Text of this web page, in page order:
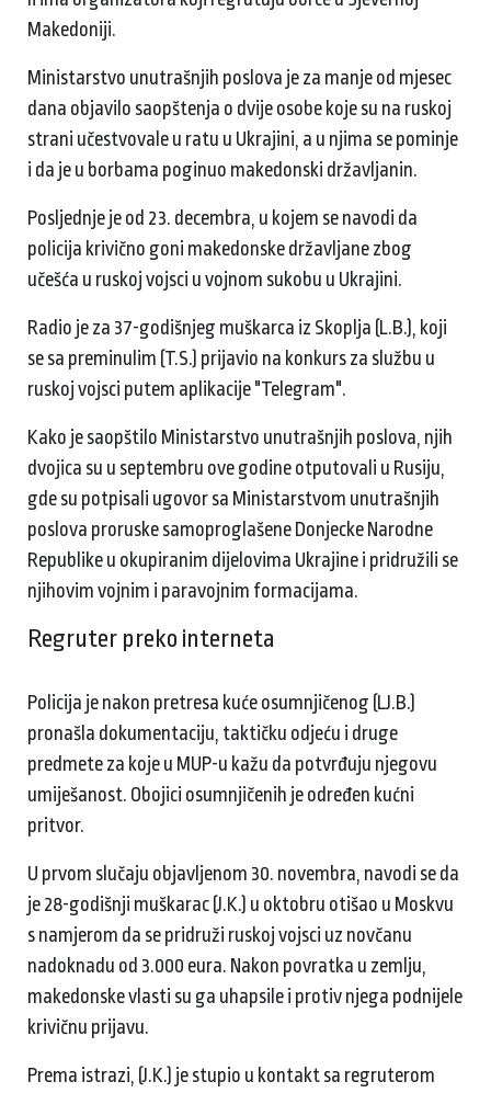
Makedoniji.
Ministarstvo unutrašnjih poslova je za manje od mjesec
dana objavilo saopštenja o dvije osobe koje su na ruskoj
strani učestvovale u ratu u Ukrajini, a u njima se pominje
i da je u borbama poginuo makedonski državljanin.
Posljednje je od 23. decembra, u kojem se navodi da
policija krivično goni makedonske državljane zbog
učešća u ruskoj vojsci u vojnom sukobu u Ukrajini.
Radio je za 37-godišnjeg muškarca iz Skoplja (L.B.), koji
se sa preminulim (T.S.) prijavio na konkurs za službu u
ruskoj vojsci putem aplikacije "Telegram".
Kako je saopštilo Ministarstvo unutrašnjih poslova, njih
dvojica su u septembru ove godine otputovali u Rusiju,
gde su potpisali ugovor sa Ministarstvom unutrašnjih
poslova proruske samoproglašene Donjecke Narodne
Republike u okupiranim dijelovima Ukrajine i pridružili se
njihovim vojnim i paravojnim formacijama.
Regruter preko interneta
Policija je nakon pretresa kuće osumnjičenog (LJ.B.)
pronašla dokumentaciju, taktičku odjeću i druge
predmete za koje u MUP-u kažu da potvrđuju njegovu
umiješanost. Obojici osumnjičenih je određen kućni
pritvor.
U prvom slučaju objavljenom 30. novembra, navodi se da
je 28-godišnji muškarac (J.K.) u oktobru otišao u Moskvu
s namjerom da se pridruži ruskoj vojsci uz novčanu
nadoknadu od 3.000 eura. Nakon povratka u zemlju,
makedonske vlasti su ga uhapsile i protiv njega podnijele
krivičnu prijavu.
Prema istrazi, (J.K.) je stupio u kontakt sa regruterom